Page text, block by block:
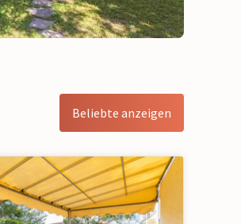
Beliebte anzeigen